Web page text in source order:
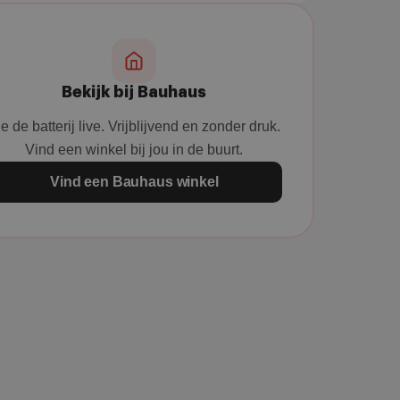
Bekijk bij Bauhaus
de batterij live. Vrijblijvend en zonder druk.
Vind een winkel bij jou in de buurt.
Vind een Bauhaus winkel